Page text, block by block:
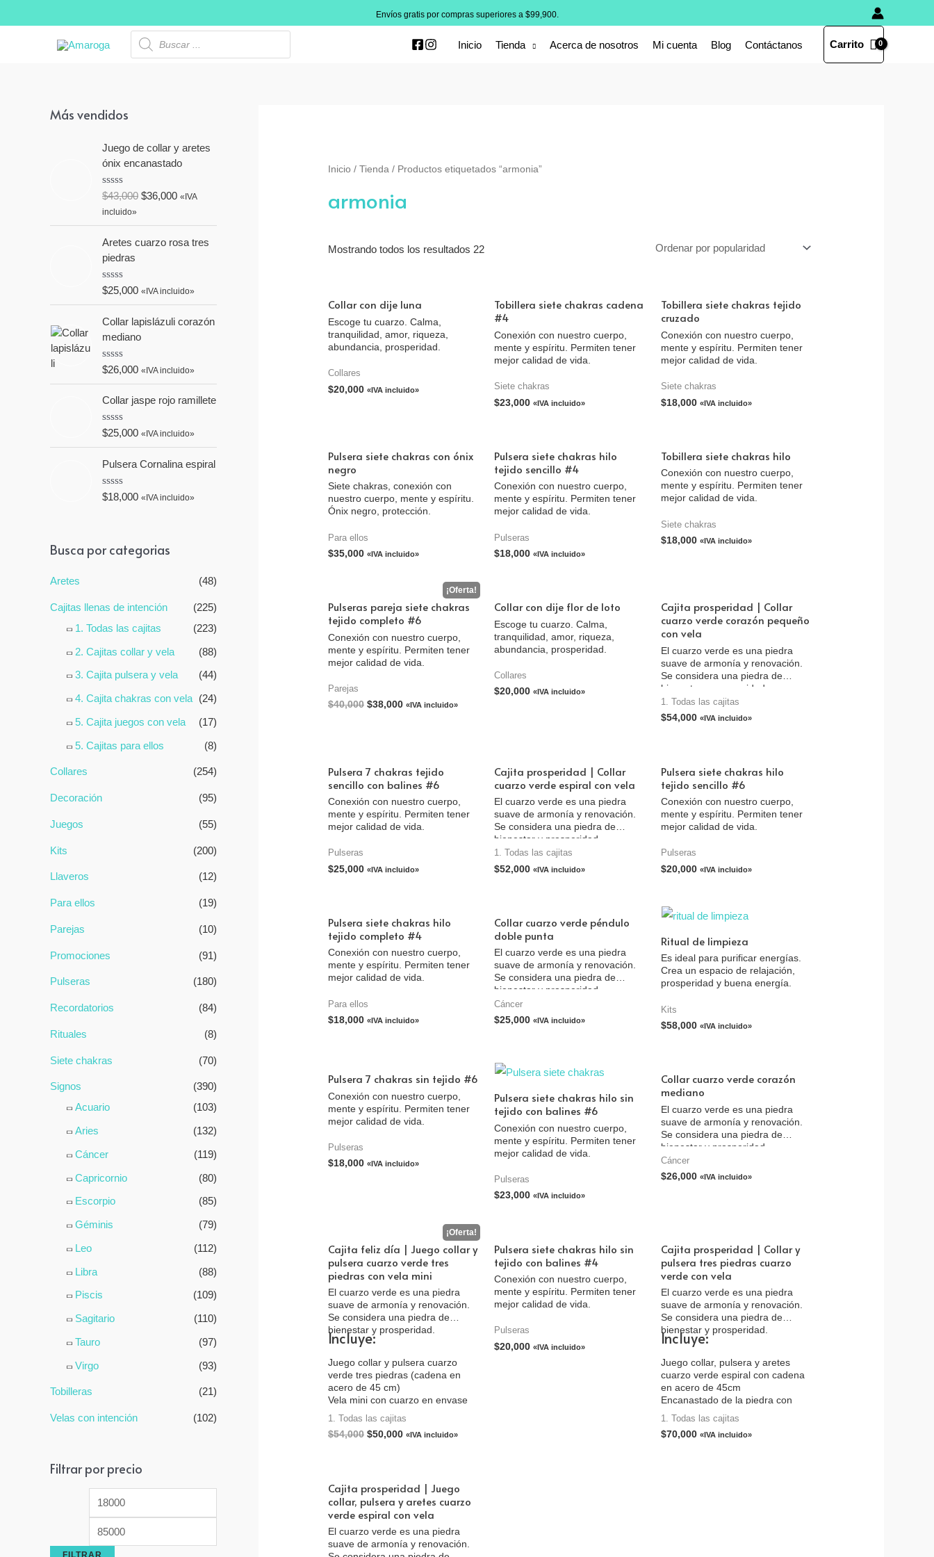
al
Envíos gratis por compras superiores a $99,900.
Búsqueda
de
productos
Inicio Tienda Acerca de nosotros Mi cuenta Blog Contáctanos Carrito
Más vendidos
Juego de collar y aretes
ónix encanastado
V
l
o
r
a
d
e
n
e
$43,000 $36,000 «IVA
incluido»
Aretes cuarzo rosa tres
piedras
V
o
a
d
o
e
n
0
d
e
$25,000 «IVA incluido»
Collar lapislázuli corazón
mediano
V
o
a
d
n
d
e
5
$26,000 «IVA incluido»
Collar jaspe rojo ramillete
V
o
a
d
d
e
$25,000 «IVA incluido»
Pulsera Cornalina espiral
V
a
d
d
5
$18,000 «IVA incluido»
Busca por categorias
Aretes (48)
Cajitas llenas de intención
(225)
1. Todas las cajitas
(223)
2. Cajitas collar y vela
(88)
3. Cajita pulsera y vela
(44)
4. Cajita chakras con vela (24)
5. Cajita juegos con vela
(17)
5. Cajitas para ellos
(8)
Collares (254)
Decoración (95)
Juegos (55)
Kits (200)
Llaveros (12)
Para ellos (19)
Parejas (10)
Promociones (91)
Pulseras (180)
Recordatorios (84)
Rituales (8)
Siete chakras (70)
Signos
(390)
Acuario
(103)
Aries
(132)
Cáncer
(119)
Capricornio
(80)
Escorpio
(85)
Géminis
(79)
Leo
(112)
Libra
(88)
Piscis
(109)
Sagitario
(110)
Tauro
(97)
Virgo
(93)
Tobilleras (21)
Velas con intención (102)
Filtrar por precio
r
FILTRAR
Inicio /Tienda / Productos etiquetados “armonia”
armonia
Mostrando todos los resultados 22
Collar con dije luna
Escoge tu cuarzo. Calma,
tranquilidad, amor, riqueza,
abundancia, prosperidad.
Collares
$20,000 «IVA incluido»
Tobillera siete chakras cadena
#4
Conexión con nuestro cuerpo,
mente y espíritu. Permiten tener
mejor calidad de vida.
Siete chakras
$23,000 «IVA incluido»
Tobillera siete chakras tejido
cruzado
Conexión con nuestro cuerpo,
mente y espíritu. Permiten tener
mejor calidad de vida.
Siete chakras
$18,000 «IVA incluido»
Pulsera siete chakras con ónix
negro
Siete chakras, conexión con
nuestro cuerpo, mente y espíritu.
Ónix negro, protección.
Para ellos
$35,000 «IVA incluido»
Pulsera siete chakras hilo
tejido sencillo #4
Conexión con nuestro cuerpo,
mente y espíritu. Permiten tener
mejor calidad de vida.
Pulseras
$18,000 «IVA incluido»
Tobillera siete chakras hilo
Conexión con nuestro cuerpo,
mente y espíritu. Permiten tener
mejor calidad de vida.
Siete chakras
$18,000 «IVA incluido»
Pulseras pareja siete chakras
tejido completo #6
Conexión con nuestro cuerpo,
mente y espíritu. Permiten tener
mejor calidad de vida.
Parejas
$40,000 $38,000 «IVA incluido»
Collar con dije flor de loto
Escoge tu cuarzo. Calma,
tranquilidad, amor, riqueza,
abundancia, prosperidad.
Collares
$20,000 «IVA incluido»
Cajita prosperidad | Collar
cuarzo verde corazón pequeño
con vela
El cuarzo verde es una piedra
suave de armonía y renovación.
Se considera una piedra de
bienestar y prosperidad.
1. Todas las cajitas
$54,000 «IVA incluido»
Pulsera 7 chakras tejido
sencillo con balines #6
Conexión con nuestro cuerpo,
mente y espíritu. Permiten tener
mejor calidad de vida.
Pulseras
$25,000 «IVA incluido»
Cajita prosperidad | Collar
cuarzo verde espiral con vela
El cuarzo verde es una piedra
suave de armonía y renovación.
Se considera una piedra de
bienestar y prosperidad.
1. Todas las cajitas
$52,000 «IVA incluido»
Pulsera siete chakras hilo
tejido sencillo #6
Conexión con nuestro cuerpo,
mente y espíritu. Permiten tener
mejor calidad de vida.
Pulseras
$20,000 «IVA incluido»
Pulsera siete chakras hilo
tejido completo #4
Conexión con nuestro cuerpo,
mente y espíritu. Permiten tener
mejor calidad de vida.
Para ellos
$18,000 «IVA incluido»
Collar cuarzo verde péndulo
doble punta
El cuarzo verde es una piedra
suave de armonía y renovación.
Se considera una piedra de
bienestar y prosperidad.
Cáncer
$25,000 «IVA incluido»
Ritual de limpieza
Es ideal para purificar energías.
Crea un espacio de relajación,
prosperidad y buena energía.
Kits
$58,000 «IVA incluido»
Pulsera 7 chakras sin tejido #6
Conexión con nuestro cuerpo,
mente y espíritu. Permiten tener
mejor calidad de vida.
Pulseras
$18,000 «IVA incluido»
Pulsera siete chakras hilo sin
tejido con balines #6
Conexión con nuestro cuerpo,
mente y espíritu. Permiten tener
mejor calidad de vida.
Pulseras
$23,000 «IVA incluido»
Collar cuarzo verde corazón
mediano
El cuarzo verde es una piedra
suave de armonía y renovación.
Se considera una piedra de
bienestar y prosperidad.
Cáncer
$26,000 «IVA incluido»
Cajita feliz día | Juego collar y
pulsera cuarzo verde tres
piedras con vela mini
El cuarzo verde es una piedra
suave de armonía y renovación.
Se considera una piedra de
bienestar y prosperidad.
Incluye:
Juego collar y pulsera cuarzo
verde tres piedras (cadena en
acero de 45 cm)
Vela mini con cuarzo en envase
de vidrio (4 cm alto, 4.5 cm
Tarjeta personalizada
1. Todas las cajitas
$54,000 $50,000 «IVA incluido»
Pulsera siete chakras hilo sin
tejido con balines #4
Conexión con nuestro cuerpo,
mente y espíritu. Permiten tener
mejor calidad de vida.
Pulseras
$20,000 «IVA incluido»
Cajita prosperidad | Collar y
pulsera tres piedras cuarzo
verde con vela
El cuarzo verde es una piedra
suave de armonía y renovación.
Se considera una piedra de
bienestar y prosperidad.
Incluye:
Juego collar, pulsera y aretes
cuarzo verde espiral con cadena
en acero de 45cm
Encanastado de la piedra con
alambre de oro golfi
Vela con cuarzo verde (El diseño
de la vela te llega de acuerdo a
1. Todas las cajitas
$70,000 «IVA incluido»
Cajita prosperidad | Juego
collar, pulsera y aretes cuarzo
verde espiral con vela
El cuarzo verde es una piedra
suave de armonía y renovación.